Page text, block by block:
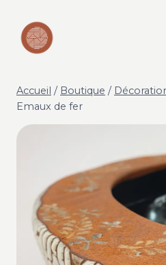
contenu
Accueil / Boutique /
Emaux de fer